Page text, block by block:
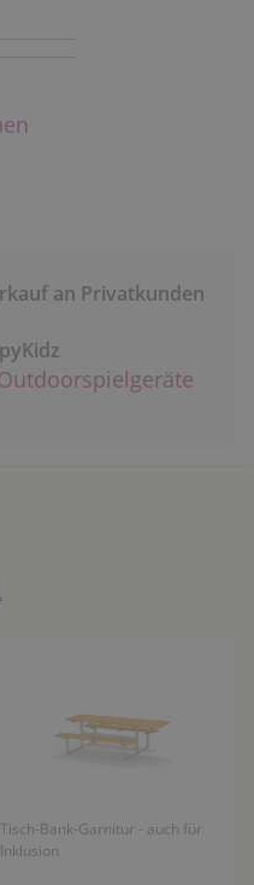
an Privatkunden
Tisch-Bank-Garnitur - auch für
Inklusion